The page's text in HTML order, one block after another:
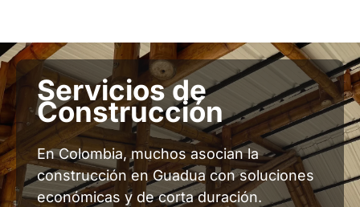
Servicios de
Construcción
En Colombia, muchos asocian la
construcción en Guadua con soluciones
económicas y de corta duración.